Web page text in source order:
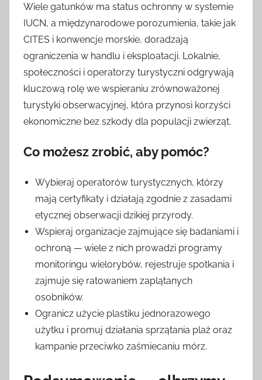
Wiele gatunków ma status ochronny w systemie
IUCN, a międzynarodowe porozumienia, takie jak
CITES i konwencje morskie, doradzają
ograniczenia w handlu i eksploatacji. Lokalnie,
społeczności i operatorzy turystyczni odgrywają
kluczową rolę we wspieraniu zrównoważonej
turystyki obserwacyjnej, która przynosi korzyści
ekonomiczne bez szkody dla populacji zwierząt.
Co możesz zrobić, aby pomóc?
Wybieraj operatorów turystycznych, którzy
mają certyfikaty i działają zgodnie z zasadami
etycznej obserwacji dzikiej przyrody.
Wspieraj organizacje zajmujące się badaniami i
ochroną — wiele z nich prowadzi programy
monitoringu wielorybów, rejestruje spotkania i
zajmuje się ratowaniem zaplątanych
osobników.
Ogranicz użycie plastiku jednorazowego
użytku i promuj działania sprzątania plaż oraz
kampanie przeciwko zaśmiecaniu mórz.